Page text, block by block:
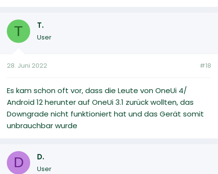
T T.
User
28. Juni 2022 #18
Es kam schon oft vor, dass die Leute von OneUi 4/
Android 12 herunter auf OneUi 3.1 zurück wollten, das
Downgrade nicht funktioniert hat und das Gerät somit
unbrauchbar wurde
D D.
User